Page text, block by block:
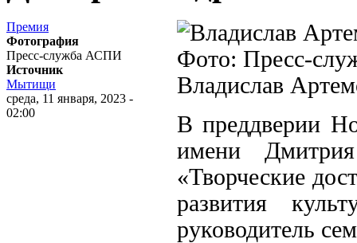
Премия
Фотография
Пресс-служба АСПИ
Источник
Мытищи
среда, 11 января, 2023 -
02:00
Владислав
В преддверии
имени
«Творческие
развития
руководитель